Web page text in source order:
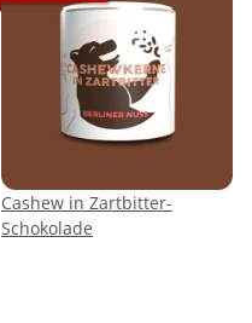
Cashew in Zartbitter-
Schokolade